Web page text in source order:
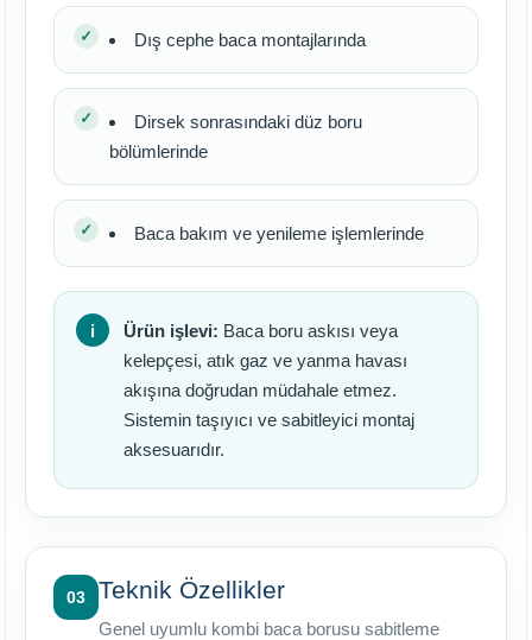
Dış cephe baca montajlarında
Dirsek sonrasındaki düz boru
bölümlerinde
Baca bakım ve yenileme işlemlerinde
Ürün işlevi: Baca boru askısı veya
kelepçesi, atık gaz ve yanma havası
akışına doğrudan müdahale etmez.
Sistemin taşıyıcı ve sabitleyici montaj
aksesuarıdır.
03 Teknik Özellikler
Genel uyumlu kombi baca borusu sabitleme